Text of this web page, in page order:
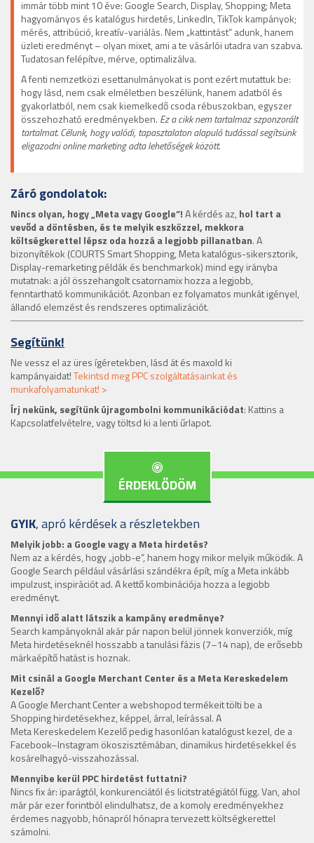
immár több mint 10 éve: Google Search, Display, Shopping; Meta
hagyományos és katalógus hirdetés, LinkedIn, TikTok kampányok;
mérés, attribúció, kreatív-variálás. Nem „kattintást” adunk, hanem
üzleti eredményt – olyan mixet, ami a te vásárlói utadra van szabva.
Tudatosan felépítve, mérve, optimalizálva.
A fenti nemzetközi esettanulmányokat is pont ezért mutattuk be:
hogy lásd, nem csak elméletben beszélünk, hanem adatból és
gyakorlatból, nem csak kiemelkedő csoda rébuszokban, egyszer
összehozható eredményekben. Ez a cikk nem tartalmaz szponzorált
tartalmat. Célunk, hogy valódi, tapasztalaton alapuló tudással segítsünk
eligazodni online marketing adta lehetőségek között.
Záró gondolatok:
Nincs olyan, hogy „Meta vagy Google”!A kérdés az, hol tart a
vevőd a döntésben, és te melyik eszközzel, mekkora
költségkerettel lépsz oda hozzá a legjobb pillanatban. A
bizonyítékok (COURTS Smart Shopping, Meta katalógus-sikersztorik,
Display-remarketing példák és benchmarkok) mind egy irányba
mutatnak: a jól összehangolt csatornamix hozza a legjobb,
fenntartható kommunikációt. Azonban ez folyamatos munkát igényel,
állandó elemzést és rendszeres optimalizációt.
Segítünk!
Ne vessz el az üres ígéretekben, lásd át és maxold ki
kampányaidat!Tekintsd meg PPC szolgáltatásainkat és
munkafolyamatunkat! >
Írj nekünk, segítünk újragombolni kommunikációdat: Kattins a
Kapcsolatfelvételre, vagy töltsd ki a lenti űrlapot.
ÉRDEKLŐDÖM
GYIK, apró kérdések a részletekben
Melyik jobb: a Google vagy a Meta hirdetés?
Nem az a kérdés, hogy „jobb-e”, hanem hogy mikor melyik működik. A
Google Search például vásárlási szándékra épít, míg a Meta inkább
impulzust, inspirációt ad. A kettő kombinációja hozza a legjobb
eredményt.
Mennyi idő alatt látszik a kampány eredménye?
Search kampányoknál akár pár napon belül jönnek konverziók, míg
Meta hirdetéseknél hosszabb a tanulási fázis (7–14 nap), de erősebb
márkaépítő hatást is hoznak.
Mit csinál a Google Merchant Center és a Meta Kereskedelem
Kezelő?
A Google Merchant Center a webshopod termékeit tölti be a
Shopping hirdetésekhez, képpel, árral, leírással. A
Meta Kereskedelem Kezelő pedig hasonlóan katalógust kezel, de a
Facebook–Instagram ökoszisztémában, dinamikus hirdetésekkel és
kosárelhagyó-visszahozással.
Mennyibe kerül PPC hirdetést futtatni?
Nincs fix ár: iparágtól, konkurenciától és licitstratégiától függ. Van, ahol
már pár ezer forintból elindulhatsz, de a komoly eredményekhez
érdemes nagyobb, hónapról hónapra tervezett költségkerettel
számolni.